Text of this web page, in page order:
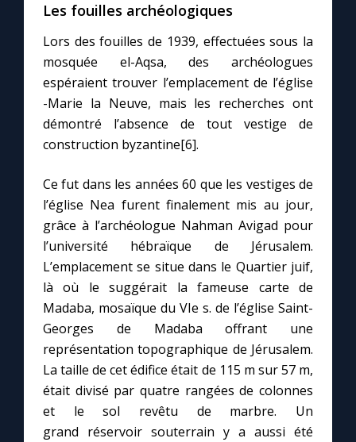
Les fouilles archéologiques
Lors des fouilles de 1939, effectuées sous la
mosquée el-Aqsa, des archéologues
espéraient trouver l’emplacement de l’église
-Marie la Neuve, mais les recherches ont
démontré l’absence de tout vestige de
construction byzantine[6].
Ce fut dans les années 60 que les vestiges de
l’église Nea furent finalement mis au jour,
grâce à l’archéologue Nahman Avigad pour
l’université hébraïque de Jérusalem.
L’emplacement se situe dans le Quartier juif,
là où le suggérait la fameuse carte de
Madaba, mosaïque du VIe s. de l’église Saint-
Georges de Madaba offrant une
représentation topographique de Jérusalem.
La taille de cet édifice était de 115 m sur 57 m,
était divisé par quatre rangées de colonnes
et le sol revêtu de marbre. Un
grand réservoir souterrain y a aussi été